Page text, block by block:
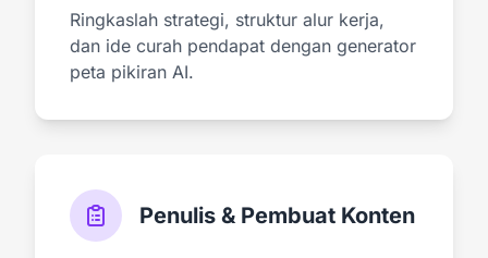
Ringkaslah strategi, struktur alur kerja,
dan ide curah pendapat dengan generator
peta pikiran AI.
Penulis & Pembuat Konten